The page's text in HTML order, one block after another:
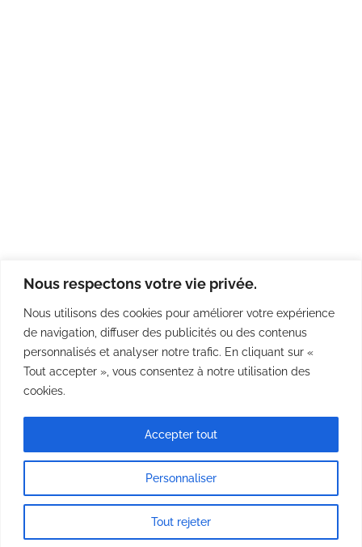
Nous respectons votre vie privée.
Nous utilisons des cookies pour améliorer votre expérience
de navigation, diffuser des publicités ou des contenus
personnalisés et analyser notre trafic. En cliquant sur «
Tout accepter », vous consentez à notre utilisation des
cookies.
Personnaliser
Tout rejeter
Accepter tout
© Anne Chantal Lagacé – Tous droits réservés.